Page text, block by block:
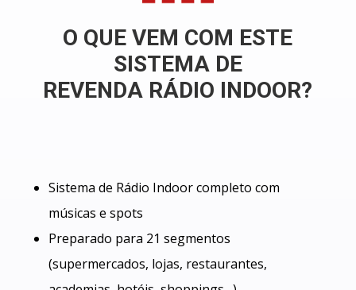
O QUE VEM COM ESTE
SISTEMA DE
REVENDA RÁDIO INDOOR?
Sistema de Rádio Indoor completo com
músicas e spots
Preparado para 21 segmentos
(supermercados, lojas, restaurantes,